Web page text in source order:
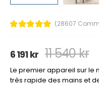
(28607
6 191 kr 11 540 kr
Le premier appareil sur le
très rapide des mains et